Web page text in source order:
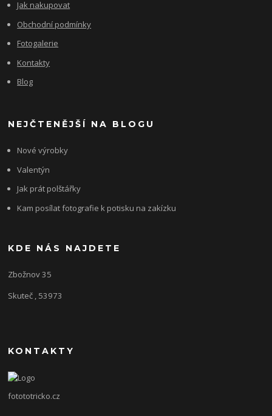
Jak nakupovat
Obchodní podmínky
Fotogalerie
Kontakty
Blog
NEJČTENĚJŠÍ NA BLOGU
Nové výrobky
Valentýn
Jak prát polštářky
Kam posílat fotografie k potisku na zakízku
KDE NÁS NAJDETE
Zbožnov 35
Skuteč , 53973
KONTAKTY
fotototricko.cz